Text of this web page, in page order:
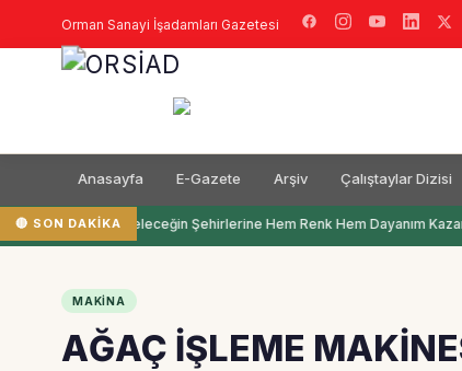
Orman Sanayi İşadamları Gazetesi
Anasayfa E-Gazete Arşiv Çalıştaylar Dizisi
🔴 SON DAKIKA
Filli Boya Geleceğin Şehirlerine Hem Renk Hem Dayanım
MAKINA
AĞAÇ İŞLEME